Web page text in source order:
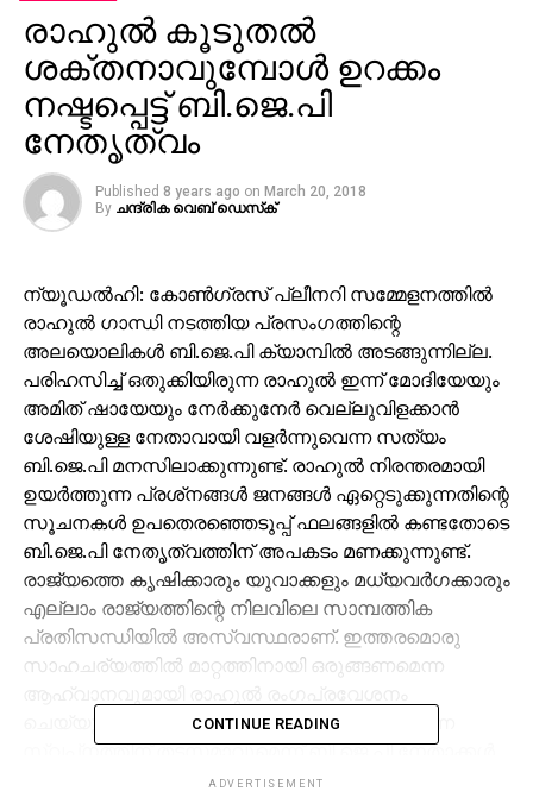
രാഹുല്‍ കൂടുതല്‍
ശക്തനാവുമ്പോള്‍ ഉറക്കം
നഷ്ടപ്പെട്ട് ബി.ജെ.പി
നേതൃത്വം
Published 8 years ago on March 20, 2018
By ചന്ദ്രിക വെബ് ഡെസ്‌ക്‌
ന്യൂഡല്‍ഹി: കോണ്‍ഗ്രസ് പ്ലീനറി സമ്മേളനത്തില്‍
രാഹുല്‍ ഗാന്ധി നടത്തിയ പ്രസംഗത്തിന്റെ
അലയൊലികള്‍ ബി.ജെ.പി ക്യാമ്പില്‍ അടങ്ങുന്നില്ല.
പരിഹസിച്ച് ഒതുക്കിയിരുന്ന രാഹുല്‍ ഇന്ന് മോദിയേയും
അമിത് ഷായേയും നേര്‍ക്കുനേര്‍ വെല്ലുവിളക്കാന്‍
ശേഷിയുള്ള നേതാവായി വളര്‍ന്നുവെന്ന സത്യം
ബി.ജെ.പി മനസിലാക്കുന്നുണ്ട്. രാഹുല്‍ നിരന്തരമായി
ഉയര്‍ത്തുന്ന പ്രശ്‌നങ്ങള്‍ ജനങ്ങള്‍ ഏറ്റെടുക്കുന്നതിന്റെ
സൂചനകള്‍ ഉപതെരഞ്ഞെടുപ്പ് ഫലങ്ങളില്‍ കണ്ടതോടെ
ബി.ജെ.പി നേതൃത്വത്തിന് അപകടം മണക്കുന്നുണ്ട്.
രാജ്യത്തെ കൃഷിക്കാരും യുവാക്കളും മധ്യവര്‍ഗക്കാരും
എല്ലാം രാജ്യത്തിന്റെ നിലവിലെ സാമ്പത്തിക
പ്രതിസന്ധിയില്‍ അസ്വസ്ഥരാണ്. ഇത്തരമൊരു
സാഹചര്യത്തില്‍ മാറ്റത്തിനായി ഒരുങ്ങണമെന്ന
ചെയ്യുന്നത് വീണ്ടും അധികാരത്തിലേറുകയെന്ന
സ്വപ്‌നത്തിന് തടസമാവുമെന്ന് ബി.ജെ.പി നേതാക്കള്‍
CONTINUE READING
ADVERTISEMENT